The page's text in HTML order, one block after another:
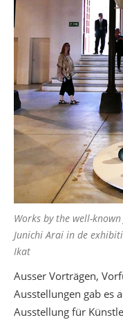
Works by the well-
Junichi Arai in de
Ikat
Ausser Vorträgen,
Ausstellungen gab es
Ausstellung für